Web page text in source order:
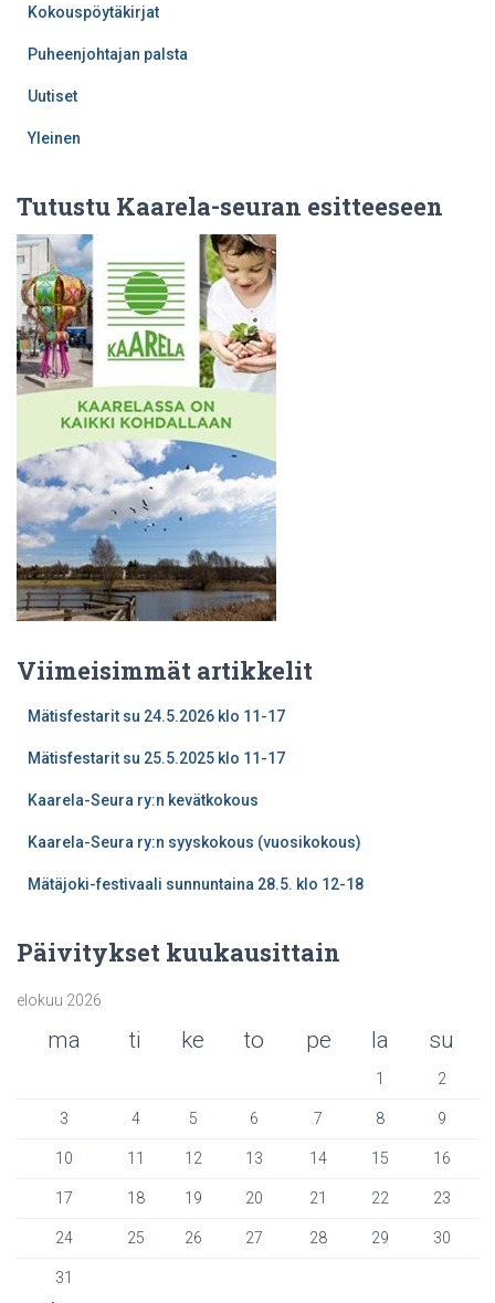
Kokouspöytäkirjat
Puheenjohtajan palsta
Uutiset
Yleinen
Tutustu Kaarela-seuran esitteeseen
Viimeisimmät artikkelit
Mätisfestarit su 24.5.2026 klo 11-17
Mätisfestarit su 25.5.2025 klo 11-17
Kaarela-Seura ry:n kevätkokous
Kaarela-Seura ry:n syyskokous (vuosikokous)
Mätäjoki-festivaali sunnuntaina 28.5. klo 12-18
Päivitykset kuukausittain
elokuu 2026
ma ti ke to pe la su
1 2
3 4 5 6 7 8 9
10 11 12 13 14 15 16
17 18 19 20 21 22 23
24 25 26 27 28 29 30
31